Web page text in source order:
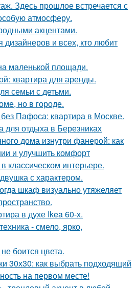
Здесь прошлое встречается с
атмосферу.
акцентами.
и всех, кто любит
маленькой площади.
квартира для аренды.
семьи с детьми.
но в городе.
Пафоса: квартира в Москве.
для отдыха в Березниках
дома изнутри фанерой: как
и улучшить комфорт
классическом интерьере.
с характером.
шкаф визуально утяжеляет
в духе Ikea 60-х.
- смело, ярко,
боится цвета.
30х30: как выбрать подходящий
на первом месте!